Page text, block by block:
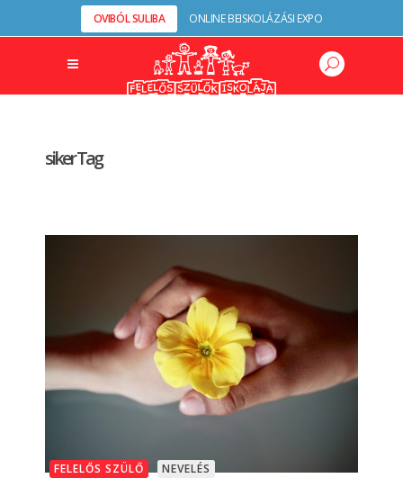
OVIBÓL SULIBA ONLINE BEISKOLÁZÁSI EXPO
siker Tag
FELELŐS SZÜLŐ NEVELÉS